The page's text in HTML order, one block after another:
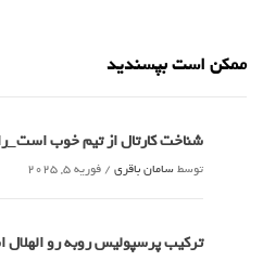
ممکن است بپسندید
شناخت کارتال از تیم خوب
توسطسامان باقری / فوریه 5, 2025
ترکیب پرسپولیس روبه رو